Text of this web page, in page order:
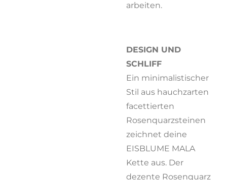
arbeiten.
DESIGN UND
SCHLIFF
Ein minimalistischer
Stil aus hauchzarten
facettierten
Rosenquarzsteinen
zeichnet deine
EISBLUME MALA
Kette aus. Der
dezente Rosenquarz